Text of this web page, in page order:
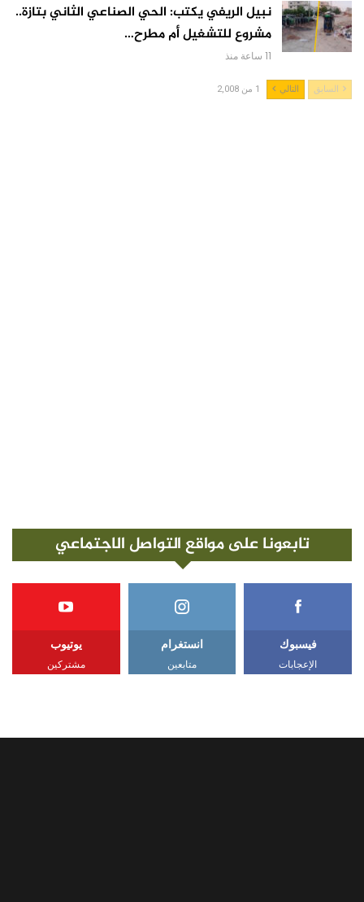
نبيل الريفي يكتب: الحي الصناعي الثاني بتازة..
مشروع للتشغيل أم مطرح…
11 ساعة منذ
السابق التالي 1 من 2,008
تابعونا على مواقع التواصل الاجتماعي
فيسبوك
الإعجابات
انستغرام
متابعين
يوتيوب
مشتركين